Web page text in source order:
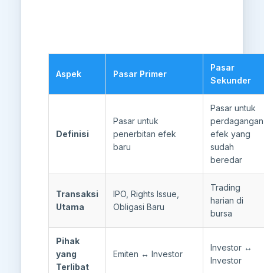
Aspek Pasar Primer
Pasar
Sekunder
Definisi
Pasar untuk
penerbitan efek
baru
Pasar untuk
perdagangan
efek yang
sudah
beredar
Transaksi
Utama
IPO, Rights Issue,
Obligasi Baru
Trading
harian di
bursa
Pihak
yang
Terlibat
Emiten ↔ Investor
Investor ↔
Investor